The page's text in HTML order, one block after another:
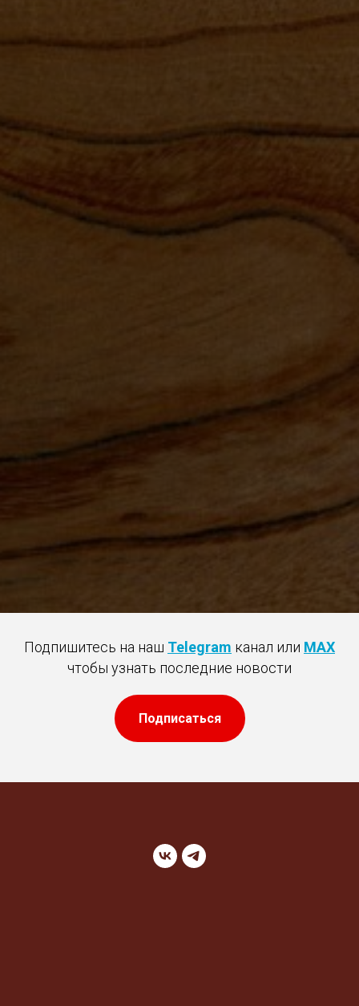
Подпишитесь на наш Telegram канал или MAX
чтобы узнать последние новости
Подписаться